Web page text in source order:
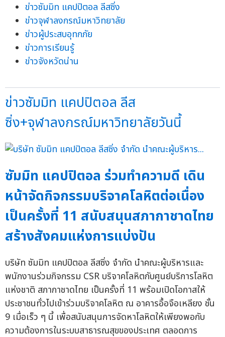
ข่าวซัมมิท แคปปิตอล ลีสซิ่ง
ข่าวจุฬาลงกรณ์มหาวิทยาลัย
ข่าวผู้ประสบอุทกภัย
ข่าวการเรียนรู้
ข่าวจังหวัดน่าน
ข่าวซัมมิท แคปปิตอล ลีส
ซิ่ง+จุฬาลงกรณ์มหาวิทยาลัยวันนี้
ซัมมิท แคปปิตอล ร่วมทำความดี เดิน
หน้าจัดกิจกรรมบริจาคโลหิตต่อเนื่อง
เป็นครั้งที่ 11 สนับสนุนสภากาชาดไทย
สร้างสังคมแห่งการแบ่งปัน
บริษัท ซัมมิท แคปปิตอล ลีสซิ่ง จำกัด นำคณะผู้บริหารและ
พนักงานร่วมกิจกรรม CSR บริจาคโลหิตกับศูนย์บริการโลหิต
แห่งชาติ สภากาชาดไทย เป็นครั้งที่ 11 พร้อมเปิดโอกาสให้
ประชาชนทั่วไปเข้าร่วมบริจาคโลหิต ณ อาคารอื้อจือเหลียง ชั้น
9 เมื่อเร็ว ๆ นี้ เพื่อสนับสนุนการจัดหาโลหิตให้เพียงพอกับ
ความต้องการในระบบสาธารณสุขของประเทศ ตลอดการ